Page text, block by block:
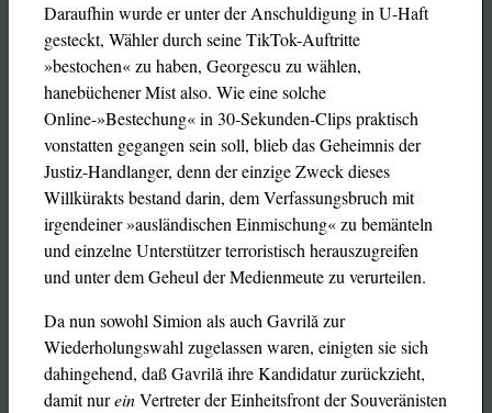
Daraufhin wurde er unter der Anschuldigung in U-Haft
gesteckt, Wähler durch seine TikTok-Auftritte
»bestochen« zu haben, Georgescu zu wählen,
hanebüchener Mist also. Wie eine solche
Online-»Bestechung« in 30-Sekunden-Clips praktisch
vonstatten gegangen sein soll, blieb das Geheimnis der
Justiz-Handlanger, denn der einzige Zweck dieses
Willkürakts bestand darin, dem Verfassungsbruch mit
irgendeiner »ausländischen Einmischung« zu bemänteln
und einzelne Unterstützer terroristisch herauszugreifen
und unter dem Geheul der Medienmeute zu verurteilen.
Da nun sowohl Simion als auch Gavrilă zur
Wiederholungswahl zugelassen waren, einigten sie sich
dahingehend, daß Gavrilă ihre Kandidatur zurückzieht,
damit nureinVertreter der Einheitsfront der Souveränisten